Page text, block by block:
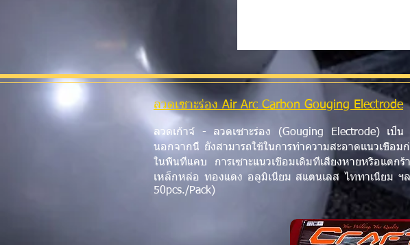
ลวดเซาะร่อง Air Arc Carbon Gouging Electrode
ลวดเก้าจ์ - ลวดเซาะร่อง (Gouging Electrode) เป็น
นอกจากนี้ ยังสามารถใช้ในการทำความสะอาดแนวเชื่อม
ในพื้นที่แคบ การเซาะแนวเชื่อมเดิมที่เสียงหายหรือแต
เหล็กหล่อ ทองแดง อลูมิเนียม สแตนเลส ไททาเนียม
50pcs./Pack)